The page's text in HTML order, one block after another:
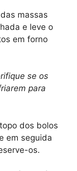
massas
e leve o
em forno
se os
para
dos bolos
em seguida
os.